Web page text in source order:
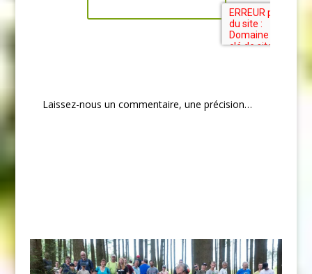
Laissez-nous un commentaire, une précision…